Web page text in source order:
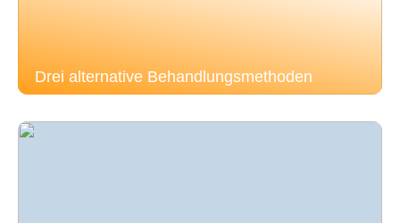
Drei alternative Behandlungsmethoden